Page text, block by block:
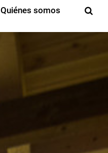
Quiénes somos